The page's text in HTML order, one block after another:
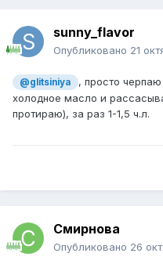
sunny_flavor
Опубликовано 21
@glitsiniya
, просто
холодное масло и
протираю), за раз 1-1,5 ч.л.
Смирнова
Опубликовано 26